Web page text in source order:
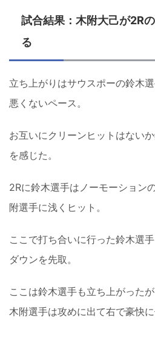
試合結果：木附大己が2R
る
立ち上がりはサウスポーの鈴木
悪くないペース。
お互いにクリーンヒットはない
を感じた。
2Rに鈴木選手はノーモーション
附選手に浅くヒット。
ここで打ち合いに行った鈴木選
ダウンを先取。
ここは鈴木選手も立ち上がった
木附選手は攻めに出て右で豪快に